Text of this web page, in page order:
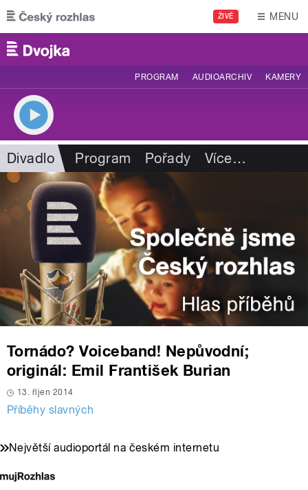
Přejít k hlavnímu obsahu
ŽIVĚ MENU
PROGRAM AUDIOARCHIV KAMERY
Divadlo Program Pořady Více…
Tornádo? Voiceband! Nepůvodní;
originál: Emil František Burian
13. říjen 2014
Příběhy slavných
Největší audioportál na českém internetu